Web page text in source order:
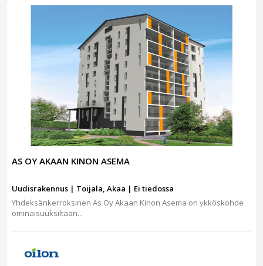
AS OY AKAAN KINON ASEMA
Uudisrakennus | Toijala, Akaa | Ei tiedossa
Yhdeksänkerroksinen As Oy Akaan Kinon Asema on ykköskohde
ominaisuuksiltaan...